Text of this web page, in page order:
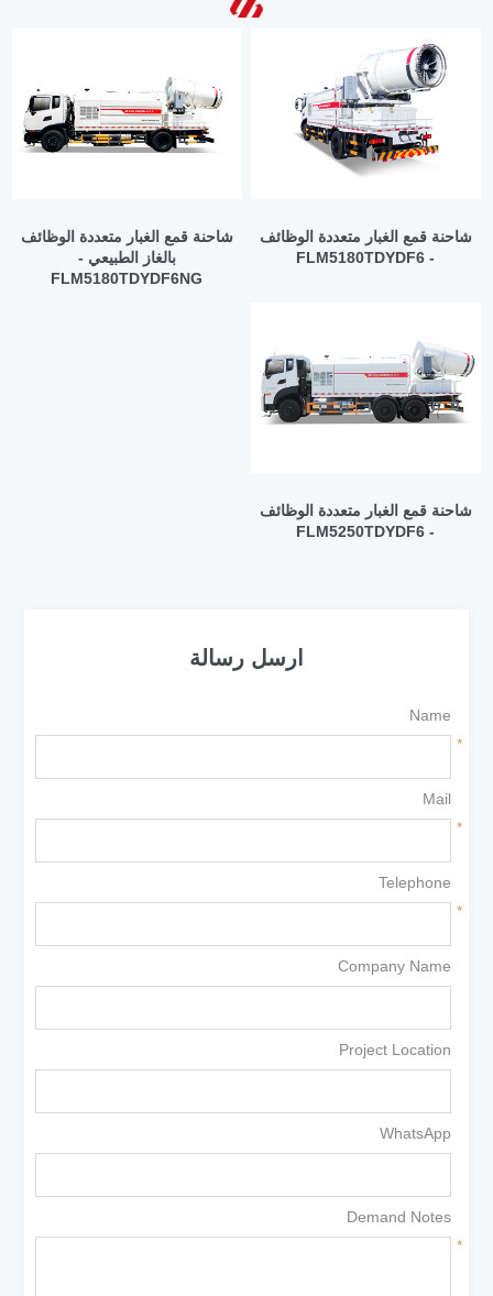
شاحنة قمع الغبار متعددة الوظائف
- FLM5180TDYDF6
شاحنة قمع الغبار متعددة الوظائف
بالغاز الطبيعي -
FLM5180TDYDF6NG
شاحنة قمع الغبار متعددة الوظائف
- FLM5250TDYDF6
ارسل رسالة
Name
*
Mail
*
Telephone
*
Company Name
Project Location
WhatsApp
Demand Notes
*